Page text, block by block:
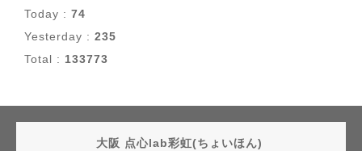
Today : 74
Yesterday : 235
Total : 133773
大阪 点心lab彩虹(ちょいほん)